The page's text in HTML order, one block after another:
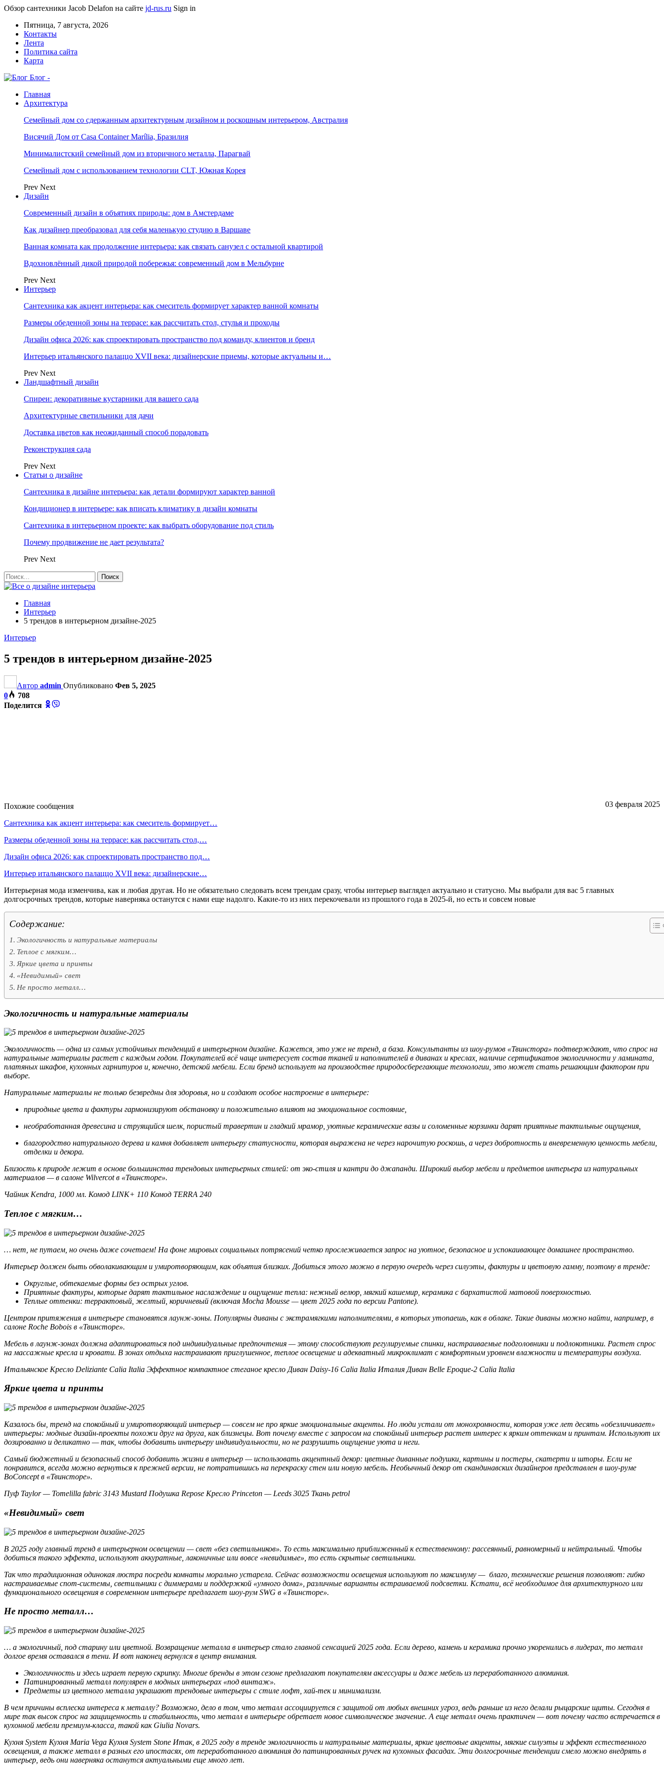
Обзор сантехники Jacob Delafon на сайте jd-rus.ru Sign in
Пятница, 7 августа, 2026
Контакты
Лента
Политика сайта
Карта
Блог -
Главная
Архитектура
Семейный дом со сдержанным архитектурным дизайном и роскошным интерьером, Австралия
Висячий Дом от Casa Container Marília, Бразилия
Минималистский семейный дом из вторичного металла, Парагвай
Семейный дом с использованием технологии CLT, Южная Корея
Prev Next
Дизайн
Современный дизайн в объятиях природы: дом в Амстердаме
Как дизайнер преобразовал для себя маленькую студию в Варшаве
Ванная комната как продолжение интерьера: как связать санузел с остальной квартирой
Вдохновлённый дикой природой побережья: современный дом в Мельбурне
Prev Next
Интерьер
Сантехника как акцент интерьера: как смеситель формирует характер ванной комнаты
Размеры обеденной зоны на террасе: как рассчитать стол, стулья и проходы
Дизайн офиса 2026: как спроектировать пространство под команду, клиентов и бренд
Интерьер итальянского палаццо XVII века: дизайнерские приемы, которые актуальны и…
Prev Next
Ландшафтный дизайн
Спиреи: декоративные кустарники для вашего сада
Архитектурные светильники для дачи
Доставка цветов как неожиданный способ порадовать
Реконструкция сада
Prev Next
Статьи о дизайне
Сантехника в дизайне интерьера: как детали формируют характер ванной
Кондиционер в интерьере: как вписать климатику в дизайн комнаты
Сантехника в интерьерном проекте: как выбрать оборудование под стиль
Почему продвижение не дает результата?
Prev Next
Главная
Интерьер
5 трендов в интерьерном дизайне-2025
Интерьер
5 трендов в интерьерном дизайне-2025
Автор admin Опубликовано Фев 5, 2025
0
708
Поделится
03 февраля 2025
Похожие сообщения
Сантехника как акцент интерьера: как смеситель формирует…
Размеры обеденной зоны на террасе: как рассчитать стол,…
Дизайн офиса 2026: как спроектировать пространство под…
Интерьер итальянского палаццо XVII века: дизайнерские…
Интерьерная мода изменчива, как и любая другая. Но не обязательно следовать всем трендам сразу, чтобы интерьер выглядел актуально и статусно. Мы выбрали для вас 5 главных
долгосрочных трендов, которые наверняка останутся с нами еще надолго. Какие-то из них перекочевали из прошлого года в 2025-й, но есть и совсем новые
Содержание:
Экологичность и натуральные материалы
Теплое с мягким…
Яркие цвета и принты
«Невидимый» свет
Не просто металл…
Экологичность и натуральные материалы
Экологичность — одна из самых устойчивых тенденций в интерьерном дизайне. Кажется, это уже не тренд, а база. Консультанты из шоу-румов «Твинстора» подтверждают, что спрос на
натуральные материалы растет с каждым годом. Покупателей всё чаще интересует состав тканей и наполнителей в диванах и креслах, наличие сертификатов экологичности у ламината,
платяных шкафов, кухонных гарнитуров и, конечно, детской мебели. Если бренд использует на производстве природосберегающие технологии, это может стать решающим фактором при
выборе.
Натуральные материалы не только безвредны для здоровья, но и создают особое настроение в интерьере:
природные цвета и фактуры гармонизируют обстановку и положительно влияют на эмоциональное состояние,
необработанная древесина и струящийся шелк, пористый травертин и гладкий мрамор, уютные керамические вазы и соломенные корзинки дарят приятные тактильные ощущения,
благородство натурального дерева и камня добавляет интерьеру статусности, которая выражена не через нарочитую роскошь, а через добротность и вневременную ценность мебели,
отделки и декора.
Близость к природе лежит в основе большинства трендовых интерьерных стилей: от эко-стиля и кантри до джапанди. Широкий выбор мебели и предметов интерьера из натуральных
материалов — в салоне Wilvercot в «Твинсторе».
Чайник Kendra, 1000 мл. Комод LINK+ 110 Комод TERRA 240
Теплое с мягким…
… нет, не путаем, но очень даже сочетаем! На фоне мировых социальных потрясений четко прослеживается запрос на уютное, безопасное и успокаивающее домашнее пространство.
Интерьер должен быть обволакивающим и умиротворяющим, как объятия близких. Добиться этого можно в первую очередь через силуэты, фактуры и цветовую гамму, поэтому в тренде:
Округлые, обтекаемые формы без острых углов.
Приятные фактуры, которые дарят тактильное наслаждение и ощущение тепла: нежный велюр, мягкий кашемир, керамика с бархатистой матовой поверхностью.
Теплые оттенки: террактовый, желтый, коричневый (включая Mocha Mousse — цвет 2025 года по версии Pantone).
Центром притяжения в интерьере становятся лаунж-зоны. Популярны диваны с экстрамягкими наполнителями, в которых утопаешь, как в облаке. Такие диваны можно найти, например, в
салоне Roche Bobois в «Твинсторе».
Мебель в лаунж-зонах должна адаптироваться под индивидуальные предпочтения — этому способствуют регулируемые спинки, настраиваемые подголовники и подлокотники. Растет спрос
на массажные кресла и кровати. В зонах отдыха настраивают приглушенное, теплое освещение и адекватный микроклимат с комфортным уровнем влажности и температуры воздуха.
Итальянское Кресло Deliziante Calia Italia Эффектное компактное стеганое кресло Диван Daisy-16 Calia Italia Италия Диван Belle Epoque-2 Calia Italia
Яркие цвета и принты
Казалось бы, тренд на спокойный и умиротворяющий интерьер — совсем не про яркие эмоциональные акценты. Но люди устали от монохромности, которая уже лет десять «обезличивает»
интерьеры: модные дизайн-проекты похожи друг на друга, как близнецы. Вот почему вместе с запросом на спокойный интерьер растет интерес к ярким оттенкам и принтам. Используют их
дозированно и деликатно — так, чтобы добавить интерьеру индивидуальности, но не разрушить ощущение уюта и неги.
Самый бюджетный и безопасный способ добавить жизни в интерьер — использовать акцентный декор: цветные диванные подушки, картины и постеры, скатерти и шторы. Если не
понравится, всегда можно вернуться к прежней версии, не потратившись на перекраску стен или новую мебель. Необычный декор от скандинавских дизайнеров представлен в шоу-руме
BoConcept в «Твинсторе».
Пуф Taylor — Tomelilla fabric 3143 Mustard Подушка Repose Кресло Princeton — Leeds 3025 Ткань petrol
«Невидимый» свет
В 2025 году главный тренд в интерьерном освещении — свет «без светильников». То есть максимально приближенный к естественному: рассеянный, равномерный и нейтральный. Чтобы
добиться такого эффекта, используют аккуратные, лаконичные или вовсе «невидимые», то есть скрытые светильники.
Так что традиционная одинокая люстра посреди комнаты морально устарела. Сейчас возможности освещения используют по максимуму — благо, технические решения позволяют: гибко
настраиваемые спот-системы, светильники с диммерами и поддержкой «умного дома», различные варианты встраиваемой подсветки. Кстати, всё необходимое для архитектурного или
функционального освещения в современном интерьере предлагает шоу-рум SWG в «Твинсторе».
Не просто металл…
… а экологичный, под старину или цветной. Возвращение металла в интерьер стало главной сенсацией 2025 года. Если дерево, камень и керамика прочно укоренились в лидерах, то металл
долгое время оставался в тени. И вот наконец вернулся в центр внимания.
Экологичность и здесь играет первую скрипку. Многие бренды в этом сезоне предлагают покупателям аксессуары и даже мебель из переработанного алюминия.
Патинированный металл популярен в модных интерьерах «под винтаж».
Предметы из цветного металла украшают трендовые интерьеры с стиле лофт, хай-тек и минимализм.
В чем причины всплеска интереса к металлу? Возможно, дело в том, что металл ассоциируется с защитой от любых внешних угроз, ведь раньше из него делали рыцарские щиты. Сегодня в
мире так высок спрос на защищенность и стабильность, что металл в интерьере обретает новое символическое значение. А еще металл очень практичен — вот почему часто встречается в
кухонной мебели премиум-класса, такой как Giulia Novars.
Кухня System Кухня Maria Vega Кухня System Stone Итак, в 2025 году в тренде экологичность и натуральные материалы, яркие цветовые акценты, мягкие силуэты и эффект естественного
освещения, а также металл в разных его ипостасях, от переработанного алюминия до патинированных ручек на кухонных фасадах. Эти долгосрочные тенденции смело можно внедрять в
интерьер, ведь они наверняка останутся актуальными еще много лет.